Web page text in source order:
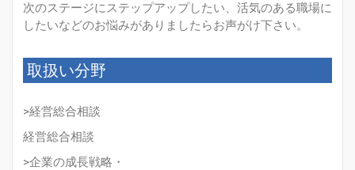
次のステージにステップアップしたい、活気のある職場に
したいなどのお悩みがありましたらお声がけ下さい。
取扱い分野
>経営総合相談
経営総合相談
>企業の成長戦略・